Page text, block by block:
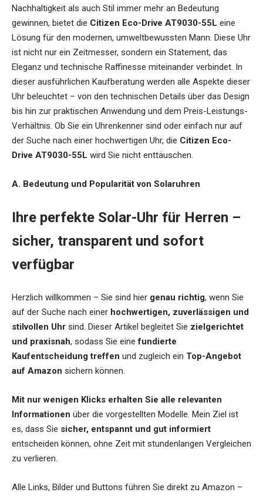
Nachhaltigkeit als auch Stil immer mehr an Bedeutung
gewinnen, bietet die Citizen Eco-Drive AT9030-55L eine
Lösung für den modernen, umweltbewussten Mann. Diese Uhr
ist nicht nur ein Zeitmesser, sondern ein Statement, das
Eleganz und technische Raffinesse miteinander verbindet. In
dieser ausführlichen Kaufberatung werden alle Aspekte dieser
Uhr beleuchtet – von den technischen Details über das Design
bis hin zur praktischen Anwendung und dem Preis-Leistungs-
Verhältnis. Ob Sie ein Uhrenkenner sind oder einfach nur auf
der Suche nach einer hochwertigen Uhr, die Citizen Eco-
Drive AT9030-55L wird Sie nicht enttäuschen.
A. Bedeutung und Popularität von Solaruhren
Ihre perfekte Solar-Uhr für Herren –
sicher, transparent und sofort
verfügbar
Herzlich willkommen – Sie sind hier genau richtig, wenn Sie
auf der Suche nach einer hochwertigen, zuverlässigen und
stilvollen Uhr sind. Dieser Artikel begleitet Sie zielgerichtet
und praxisnah, sodass Sie einefundierte
Kaufentscheidung treffen und zugleich ein Top-Angebot
auf Amazon sichern können.
Mit nur wenigen Klicks erhalten Sie alle relevanten
Informationen über die vorgestellten Modelle. Mein Ziel ist
es, dass Sie sicher, entspannt und gut informiert
entscheiden können, ohne Zeit mit stundenlangen Vergleichen
zu verlieren.
Alle Links, Bilder und Buttons führen Sie direkt zu Amazon –